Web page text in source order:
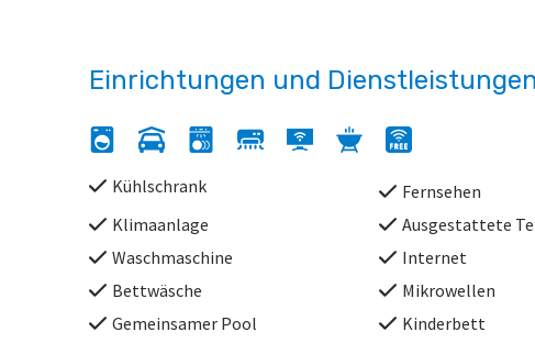
Einrichtungen und Dienstleistungen
Kühlschrank
Fernsehen
Klimaanlage
Ausgestattete
Waschmaschine
Internet
Bettwäsche
Mikrowellen
Gemeinsamer Pool
Kinderbett